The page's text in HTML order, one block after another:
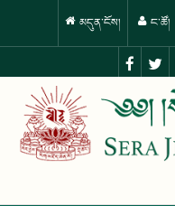
མདུན་ངོས། ང་ཚོ།